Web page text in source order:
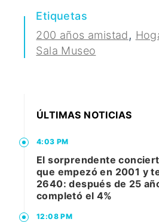
Etiquetas
200 años amistad,
Sala Museo
ÚLTIMAS NOTICIAS
4:03 PM
El sorprendente
que empezó en 2001 y
2640: después de 25
completó el 4%
12:08 PM